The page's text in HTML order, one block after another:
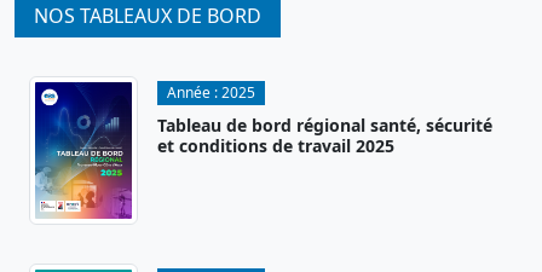
NOS TABLEAUX DE BORD
Année :2025
Tableau de bord régional santé, sécurité
et conditions de travail 2025